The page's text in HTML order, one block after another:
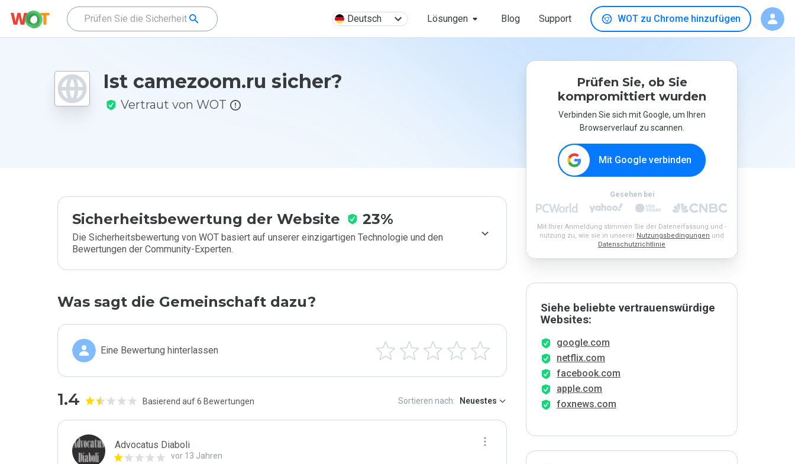
Deutsch Lösungen Blog Support WOT zu Chrome hinzufügen
Ist camezoom.ru sicher?
Vertraut von WOT
Sicherheitsbewertung der Website 23%
Die Sicherheitsbewertung von WOT basiert auf unserer einzigartigen Technologie und den
Bewertungen der Community-Experten.
Was sagt die Gemeinschaft dazu?
Eine Bewertung hinterlassen
1.4 Basierend auf 6 Bewertungen Sortieren nach: Neuestes
Advocatus Diaboli
vor 13 Jahren
Prüfen Sie, ob Sie
kompromittiert wurden
Verbinden Sie sich mit Google, um Ihren
Browserverlauf zu scannen.
Mit Google verbinden
Gesehen bei
Mit Ihrer Anmeldung stimmen Sie der Datenerfassung und -
nutzung zu, wie sie in unserer Nutzungsbedingungen und
Datenschutzrichtlinie
Siehe beliebte vertrauenswürdige
Websites:
google.com
netflix.com
facebook.com
apple.com
foxnews.com